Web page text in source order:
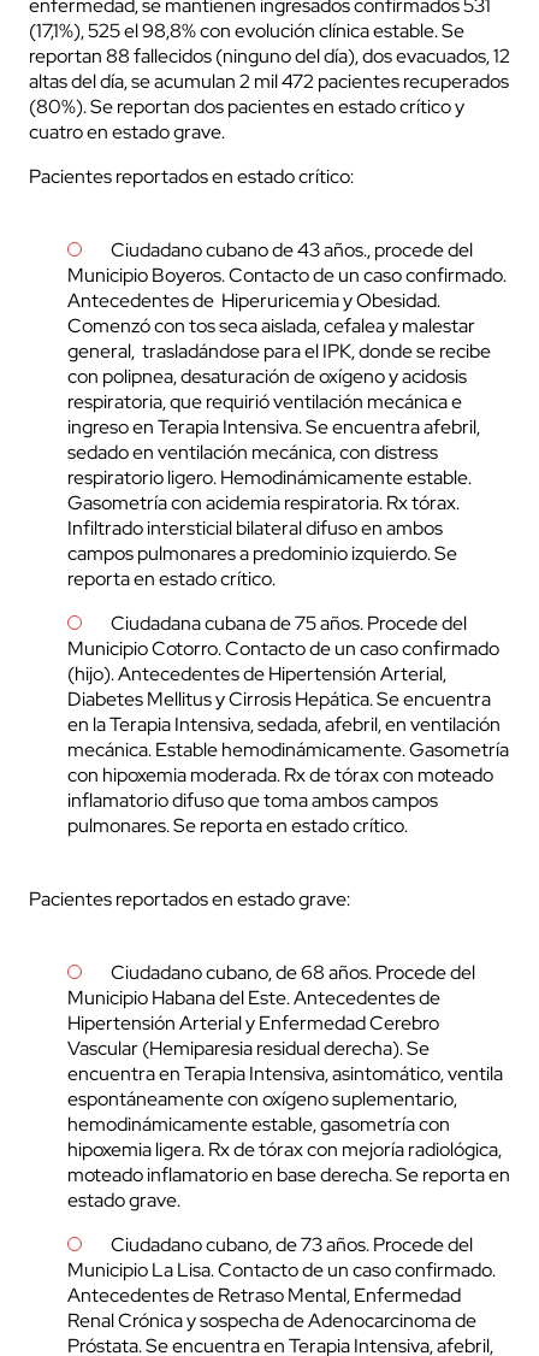
(17,1%), 525 el 98,8% con evolución clínica estable. Se
reportan 88 fallecidos (ninguno del día), dos evacuados, 12
altas del día, se acumulan 2 mil 472 pacientes recuperados
(80%). Se reportan dos pacientes en estado crítico y
cuatro en estado grave.
Pacientes reportados en estado crítico:
Ciudadano cubano de 43 años., procede del
Municipio Boyeros. Contacto de un caso confirmado.
Antecedentes de Hiperuricemia y Obesidad.
Comenzó con tos seca aislada, cefalea y malestar
general, trasladándose para el IPK, donde se recibe
con polipnea, desaturación de oxígeno y acidosis
respiratoria, que requirió ventilación mecánica e
ingreso en Terapia Intensiva. Se encuentra afebril,
sedado en ventilación mecánica, con distress
respiratorio ligero. Hemodinámicamente estable.
Gasometría con acidemia respiratoria. Rx tórax.
Infiltrado intersticial bilateral difuso en ambos
campos pulmonares a predominio izquierdo. Se
reporta en estado crítico.
Ciudadana cubana de 75 años. Procede del
Municipio Cotorro. Contacto de un caso confirmado
(hijo). Antecedentes de Hipertensión Arterial,
Diabetes Mellitus y Cirrosis Hepática. Se encuentra
en la Terapia Intensiva, sedada, afebril, en ventilación
mecánica. Estable hemodinámicamente. Gasometría
con hipoxemia moderada. Rx de tórax con moteado
inflamatorio difuso que toma ambos campos
pulmonares. Se reporta en estado crítico.
Pacientes reportados en estado grave:
Ciudadano cubano, de 68 años. Procede del
Municipio Habana del Este. Antecedentes de
Hipertensión Arterial y Enfermedad Cerebro
Vascular (Hemiparesia residual derecha). Se
encuentra en Terapia Intensiva, asintomático, ventila
espontáneamente con oxígeno suplementario,
hemodinámicamente estable, gasometría con
hipoxemia ligera. Rx de tórax con mejoría radiológica,
moteado inflamatorio en base derecha. Se reporta en
estado grave.
Ciudadano cubano, de 73 años. Procede del
Municipio La Lisa. Contacto de un caso confirmado.
Antecedentes de Retraso Mental, Enfermedad
Renal Crónica y sospecha de Adenocarcinoma de
Próstata. Se encuentra en Terapia Intensiva, afebril,